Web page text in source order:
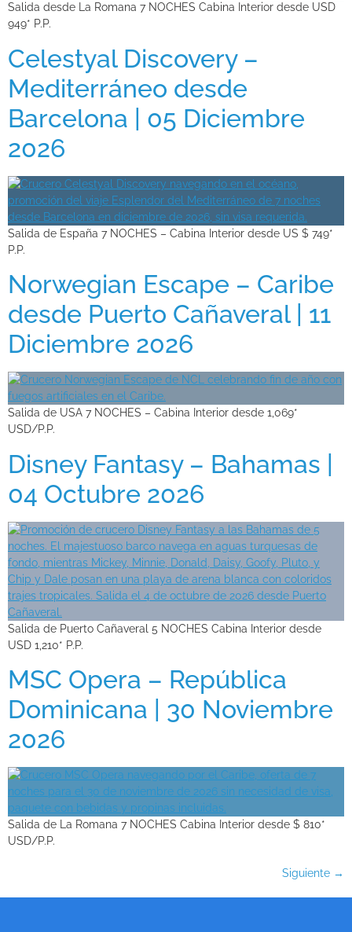
Salida desde La Romana 7 NOCHES Cabina Interior desde USD
949* P.P.
Celestyal Discovery –
Mediterráneo desde
Barcelona | 05 Diciembre
2026
Salida de España 7 NOCHES – Cabina Interior desde US $ 749*
P.P.
Norwegian Escape – Caribe
desde Puerto Cañaveral | 11
Diciembre 2026
Salida de USA 7 NOCHES – Cabina Interior desde 1,069*
USD/P.P.
Disney Fantasy – Bahamas |
04 Octubre 2026
Salida de Puerto Cañaveral 5 NOCHES Cabina Interior desde
USD 1,210* P.P.
MSC Opera – República
Dominicana | 30 Noviembre
2026
Salida de La Romana 7 NOCHES Cabina Interior desde $ 810*
USD/P.P.
Siguiente →